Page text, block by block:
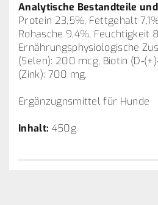
Analytische Bestandteile
Protein 23,5%, Fettgehalt
Rohasche 9,4%, Feuchtigkeit
Ernährungsphysiologische
(Selen): 200 mcg, Biotin (D-
(Zink): 700 mg.
Ergänzugnsmittel für Hunde
Inhalt: 450g